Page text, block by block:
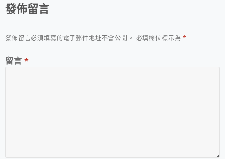
發佈留言
發佈留言必須填寫的電子郵件地址不會公開。 必填欄位標示為*
留言 *